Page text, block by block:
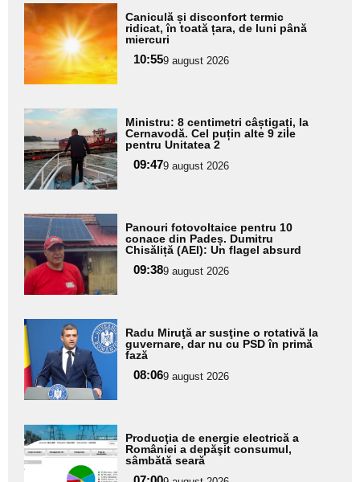
Adaugă
aici textul
pentru
subtitlu
Caniculă și disconfort termic
ridicat, în toată țara, de luni până
miercuri
10:559 august 2026
Adaugă
aici textul
pentru
subtitlu
Ministru: 8 centimetri câștigați, la
Cernavodă. Cel puțin alte 9 zile
pentru Unitatea 2
09:479 august 2026
Adaugă
aici textul
pentru
subtitlu
Panouri fotovoltaice pentru 10
conace din Padeș. Dumitru
Chisăliță (AEI): Un flagel absurd
09:389 august 2026
Adaugă
aici textul
pentru
subtitlu
Radu Miruţă ar susţine o rotativă la
guvernare, dar nu cu PSD în primă
fază
08:069 august 2026
Adaugă
aici textul
pentru
Producţia de energie electrică a
României a depăşit consumul,
sâmbătă seară